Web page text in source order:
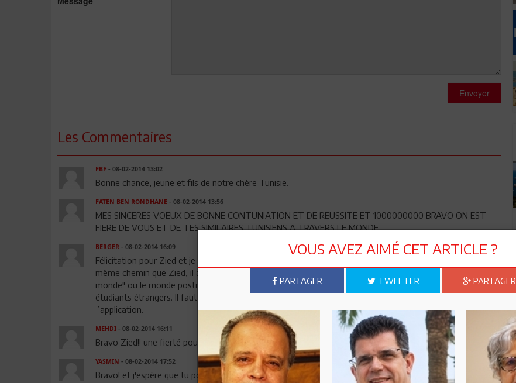
Envoyer
Les Commentaires
FBF- 08-02-2014 13:02
Bonne chance, jeune et fils de notre chère Tunisie.
FATEN BEN RONDHANE- 08-02-2014 13:56
MES SINCERES VOEUX DE BONNE CONTUNIATION ET DE REUSSITE ET 1000000000 BRAVO ON EST
FIERE DE VOUS ET DE TES SIMILAIRES TUNISIENS A TRAVERS LE MONDE
BERGER- 08-02-2014 16:09
Félicitation pour Zied et je dois rappeler qu´un certain Fareed Zakaria, d´origine indu est passé par le
même chemin que Zied, il a étudié et bien réussi aux Etats Unis, a écrit un livre qui s´appelle "le reste du
monde" ou le monde postmoderne, là il dit que la moitié des inventions en Amérique sont faites par des
étudiants étrangers. Il faut penser aussi à ca, à savoir aussi à l endroit où on utilise son savoir, l
´application.
MEHDI- 08-02-2014 16:11
Bravo Zied!! une fierté pour ses parents et pour son Pays.
YASMIN - 08-02-2014 17:52
Bravo! et j'espère que tu pourras aidez un jour tes deux pays
VOUS AVEZ AIMÉ CET ARTICLE ?
PARTAGER TWEETER PARTAGER